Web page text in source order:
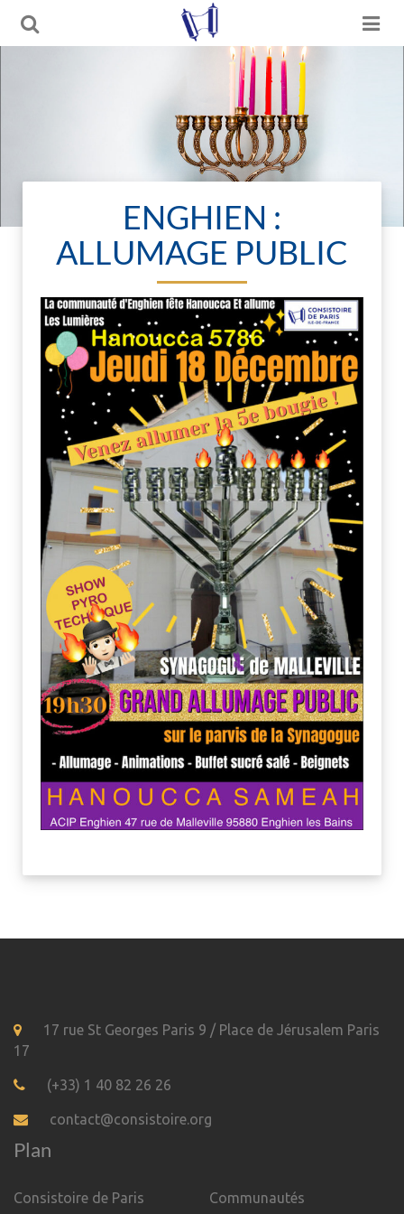
ENGHIEN :
ALLUMAGE PUBLIC
17 rue St Georges Paris 9 / Place de Jérusalem Paris
17
(+33) 1 40 82 26 26
contact@consistoire.org
Plan
Consistoire de Paris Communautés